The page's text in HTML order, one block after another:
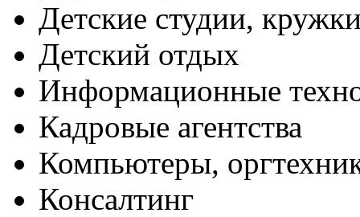
Детские студии,
Детский отдых
Информационные
Кадровые агентства
Компьютеры,
Консалтинг